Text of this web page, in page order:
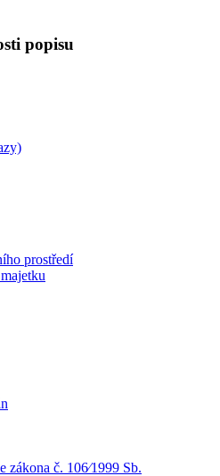
popisu
prostředí
zákona č. 106⁄1999 Sb.